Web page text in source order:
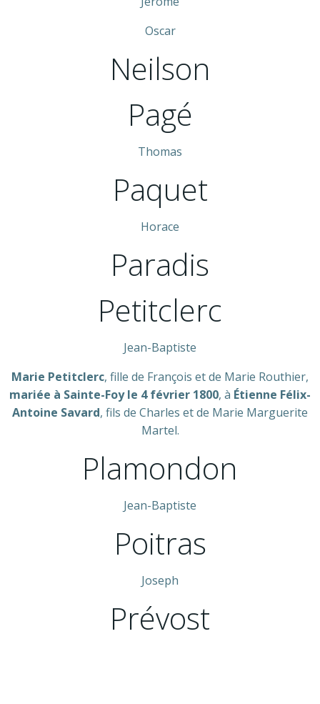
Oscar
Neilson
Pagé
Thomas
Paquet
Horace
Paradis
Petitclerc
Jean-Baptiste
Marie Petitclerc, fille de François et de Marie Routhier,
mariée à Sainte-Foy le 4 février 1800, à Étienne Félix-
Antoine Savard, fils de Charles et de Marie Marguerite
Martel.
Plamondon
Jean-Baptiste
Poitras
Joseph
Prévost